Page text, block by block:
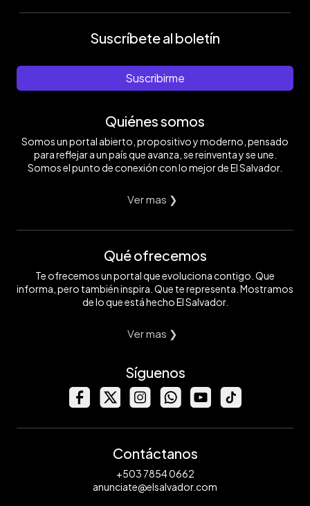
Suscríbete al boletín
Suscribirme
Quiénes somos
Somos un portal abierto, propositivo y moderno, pensado
para reflejar a un país que avanza, se reinventa y se une.
Somos el punto de conexión con lo mejor de El Salvador.
Ver mas ❯
Qué ofrecemos
Te ofrecemos un portal que evoluciona contigo. Que
informa, pero también inspira. Que te representa. Mostramos
de lo que está hecho El Salvador.
Ver mas ❯
Síguenos
Contáctanos
+503 7854 0662
anunciate@elsalvador.com